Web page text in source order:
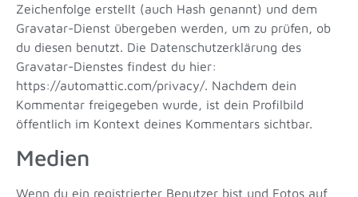
Zeichenfolge erstellt (auch Hash genannt) und dem
Gravatar-Dienst übergeben werden, um zu prüfen, ob
du diesen benutzt. Die Datenschutzerklärung des
Gravatar-Dienstes findest du hier:
https://automattic.com/privacy/. Nachdem dein
Kommentar freigegeben wurde, ist dein Profilbild
öffentlich im Kontext deines Kommentars sichtbar.
Medien
Wenn du ein registrierter Benutzer bist und Fotos auf